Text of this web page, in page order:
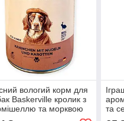
вологий корм для
Baskerville кролик з
та морквою
та